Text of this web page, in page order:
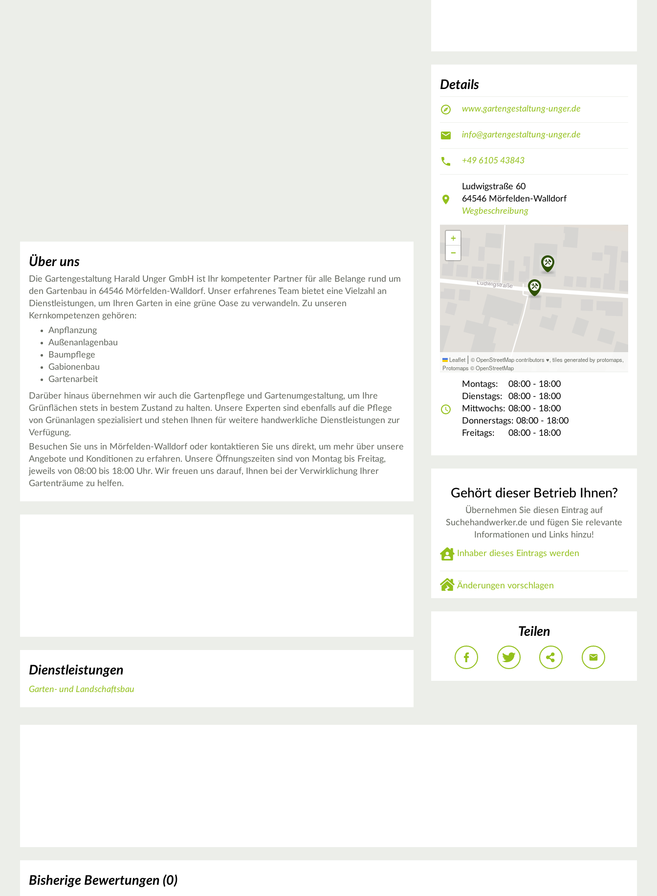
Über uns
Die Gartengestaltung Harald Unger GmbH ist Ihr kompetenter Partner für alle Belange rund um
den Gartenbau in 64546 Mörfelden-Walldorf. Unser erfahrenes Team bietet eine Vielzahl an
Dienstleistungen, um Ihren Garten in eine grüne Oase zu verwandeln. Zu unseren
Kernkompetenzen gehören:
Anpflanzung
Außenanlagenbau
Baumpflege
Gabionenbau
Gartenarbeit
Darüber hinaus übernehmen wir auch die Gartenpflege und Gartenumgestaltung, um Ihre
Grünflächen stets in bestem Zustand zu halten. Unsere Experten sind ebenfalls auf die Pflege
von Grünanlagen spezialisiert und stehen Ihnen für weitere handwerkliche Dienstleistungen zur
Verfügung.
Besuchen Sie uns in Mörfelden-Walldorf oder kontaktieren Sie uns direkt, um mehr über unsere
Angebote und Konditionen zu erfahren. Unsere Öffnungszeiten sind von Montag bis Freitag,
jeweils von 08:00 bis 18:00 Uhr. Wir freuen uns darauf, Ihnen bei der Verwirklichung Ihrer
Gartenträume zu helfen.
Dienstleistungen
Garten- und Landschaftsbau
Details
www.gartengestaltung-unger.de
info@gartengestaltung-unger.de
+49 6105 43843
Ludwigstraße 60
64546 Mörfelden-Walldorf
Wegbeschreibung
+
−
Leaflet | © OpenStreetMap contributors ♥,tiles generated by protomaps,
Protomaps ©OpenStreetMap
Montags:
08:00 - 18:00
Dienstags:
08:00 - 18:00
Mittwochs: 08:00 - 18:00
Donnerstags: 08:00 - 18:00
Freitags:
08:00 - 18:00
Gehört dieser Betrieb Ihnen?
Übernehmen Sie diesen Eintrag auf
Suchehandwerker.de und fügen Sie relevante
Informationen und Links hinzu!
Inhaber dieses Eintrags werden
Änderungen vorschlagen
Teilen
Bisherige Bewertungen (0)